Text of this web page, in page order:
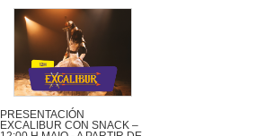
PRESENTACIÓN
EXCALIBUR CON SNACK –